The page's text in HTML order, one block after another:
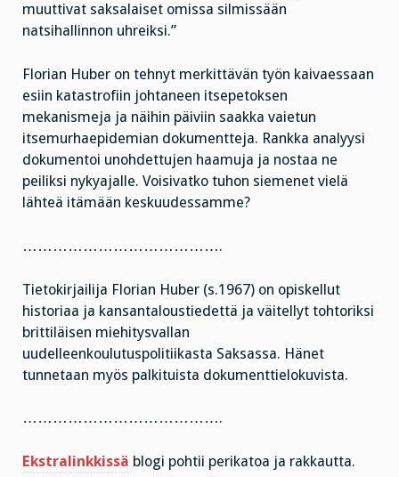
muuttivat saksalaiset omissa silmissään
natsihallinnon uhreiksi.”
Florian Huber on tehnyt merkittävän työn kaivaessaan
esiin katastrofiin johtaneen itsepetoksen
mekanismeja ja näihin päiviin saakka vaietun
itsemurhaepidemian dokumentteja. Rankka analyysi
dokumentoi unohdettujen haamuja ja nostaa ne
peiliksi nykyajalle. Voisivatko tuhon siemenet vielä
lähteä itämään keskuudessamme?
………………………………….
Tietokirjailija Florian Huber (s.1967) on opiskellut
historiaa ja kansantaloustiedettä ja väitellyt tohtoriksi
brittiläisen miehitysvallan
uudelleenkoulutuspolitiikasta Saksassa. Hänet
tunnetaan myös palkituista dokumenttielokuvista.
………………………………….
Ekstralinkkissä blogi pohtii perikatoa ja rakkautta.